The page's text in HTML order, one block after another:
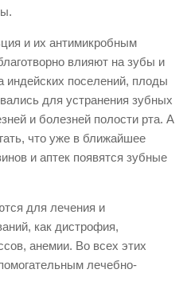
и их антимикробным
влияют на зубы и
индейских поселений, плоды
для устранения зубных
и болезней полости рта. А
что уже в ближайшее
и аптек появятся зубные
для лечения и
как дистрофия,
анемии. Во всех этих
лечебно-